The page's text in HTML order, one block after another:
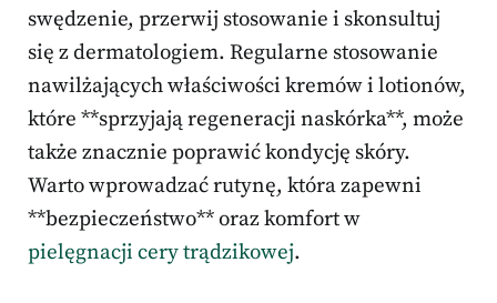
swędzenie, przerwij stosowanie i skonsultuj
się z dermatologiem. Regularne stosowanie
nawilżających właściwości kremów i lotionów,
które **sprzyjają regeneracji naskórka**, może
także znacznie poprawić kondycję skóry.
Warto wprowadzać rutynę, która zapewni
**bezpieczeństwo** oraz komfort w
pielęgnacji cery trądzikowej.